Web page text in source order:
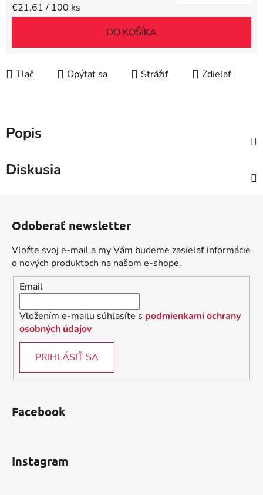
Jednotková cena:
€21,61 / 100 ks
DO KOŠÍKA
Tlač Opýtať sa Strážiť Zdieľať
Popis
Diskusia
Odoberať newsletter
Vložte svoj e-mail a my Vám budeme zasielať informácie
o nových produktoch na našom e-shope.
Email
Vložením e-mailu súhlasíte s podmienkami ochrany
osobných údajov
PRIHLÁSIŤ SA
Facebook
Instagram